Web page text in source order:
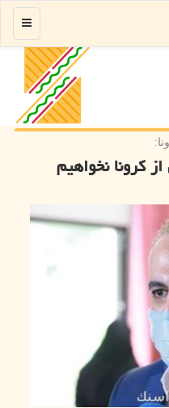
منو
کرونا نخواهیم